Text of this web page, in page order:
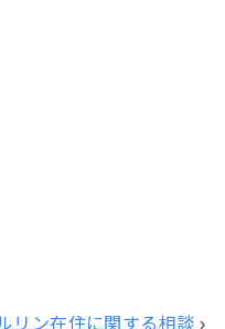
リン在住に関する相談 ›